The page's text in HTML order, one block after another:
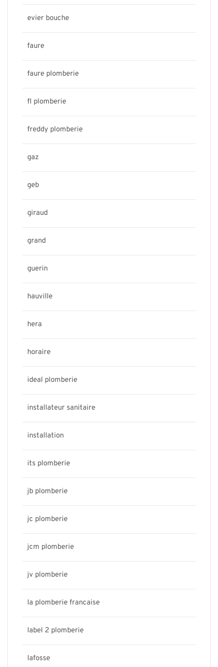
evier bouche
faure
faure plomberie
fl plomberie
freddy plomberie
gaz
geb
giraud
grand
guerin
hauville
hera
horaire
ideal plomberie
installateur sanitaire
installation
its plomberie
jb plomberie
jc plomberie
jcm plomberie
jv plomberie
la plomberie francaise
label 2 plomberie
lafosse